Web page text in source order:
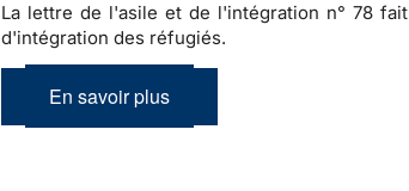
La lettre de l'asile et de l'intégration n° 78
d'intégration des réfugiés.
En savoir plus